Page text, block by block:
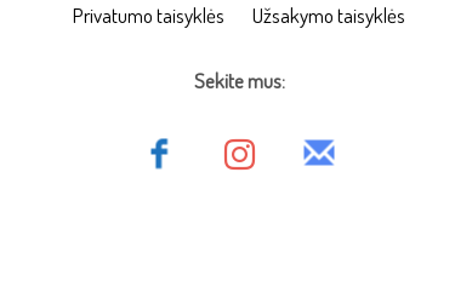
Privatumo taisyklės Užsakymo taisyklės
Sekite mus: